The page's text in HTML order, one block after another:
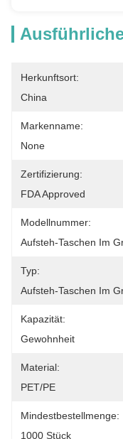
Herkunftsort:
China
Markenname:
None
Zertifizierung:
FDA Approved
Modellnummer:
Aufsteh-Taschen Im
Typ:
Aufsteh-Taschen Im
Kapazität:
Gewohnheit
Material:
PET/PE
Mindestbestellmenge:
1000 Stück